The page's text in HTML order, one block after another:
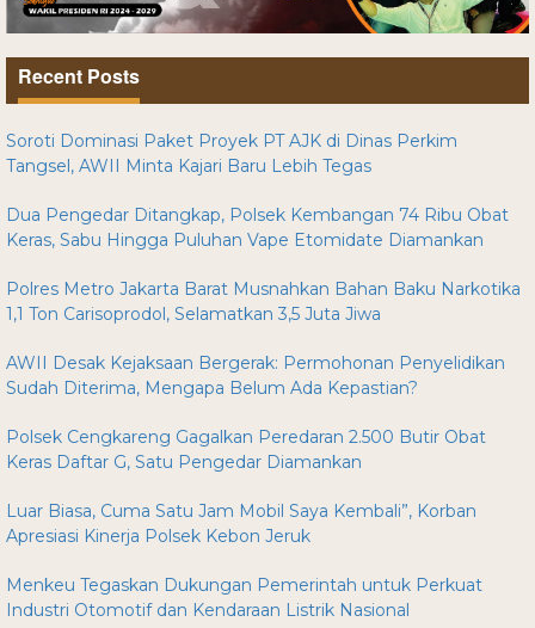
Recent Posts
Soroti Dominasi Paket Proyek PT AJK di Dinas Perkim
Tangsel, AWII Minta Kajari Baru Lebih Tegas
Dua Pengedar Ditangkap, Polsek Kembangan 74 Ribu Obat
Keras, Sabu Hingga Puluhan Vape Etomidate Diamankan
Polres Metro Jakarta Barat Musnahkan Bahan Baku Narkotika
1,1 Ton Carisoprodol, Selamatkan 3,5 Juta Jiwa
AWII Desak Kejaksaan Bergerak: Permohonan Penyelidikan
Sudah Diterima, Mengapa Belum Ada Kepastian?
Polsek Cengkareng Gagalkan Peredaran 2.500 Butir Obat
Keras Daftar G, Satu Pengedar Diamankan
Luar Biasa, Cuma Satu Jam Mobil Saya Kembali”, Korban
Apresiasi Kinerja Polsek Kebon Jeruk
Menkeu Tegaskan Dukungan Pemerintah untuk Perkuat
Industri Otomotif dan Kendaraan Listrik Nasional